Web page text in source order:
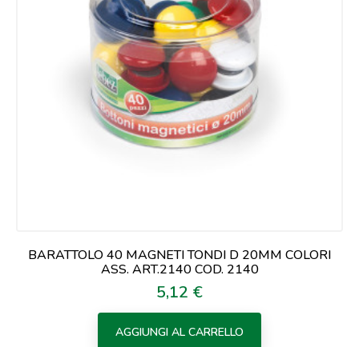
BARATTOLO 40 MAGNETI TONDI D 20MM COLORI
ASS. ART.2140 COD. 2140
Prezzo
5,12 €
AGGIUNGI AL CARRELLO